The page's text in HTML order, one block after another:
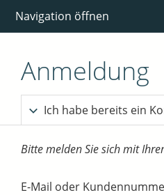
Navigation öffnen
Anmeldung
Ich habe bereits ein
Bitte melden Sie sich mit
E-Mail oder